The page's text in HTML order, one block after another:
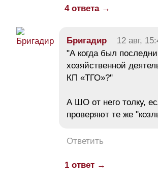
4 ответа →
Бригадир 12 авг,
"А когда был
хозяйственной
КП «ТГО»?"
А ШО от него толку,
проверяют те же
Ответить
1 ответ →